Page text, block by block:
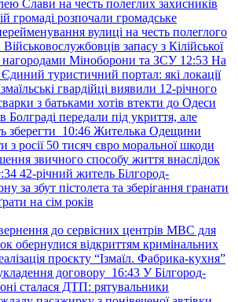
Слави на честь полеглих захисників
громаді розпочали громадське
вулиці на честь полеглого
Військовослужбовців запасу з Кілійської
нагородами Міноборони та ЗСУ 12:53 На
туристичний портал: які локації
гвардійці виявили 12-річного
з батьками хотів втекти до Одеси
Болграді передали під укриття, але
зберегти 10:46 Жителька Одещини
з росії 50 тисяч євро моральної шкоди
звичного способу життя внаслідок
42-річний житель Білгород-
за збут пістолета та зберігання гранати
на сім років
до сервісних центрів МВС для
обернулися відкриттям кримінальних
проєкту “Ізмаїл. Фабрика-кухня”
договору 16:43 У Білгород-
сталася ДТП: рятувальники